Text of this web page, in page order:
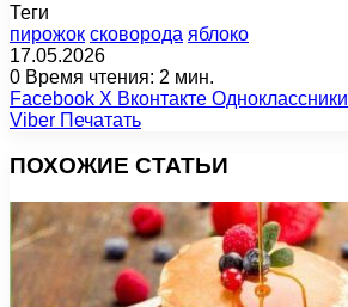
Теги
пирожок сковорода яблоко
17.05.2026
0 Время чтения: 2 мин.
Facebook X Вконтакте Одноклассники
Viber Печатать
ПОХОЖИЕ СТАТЬИ